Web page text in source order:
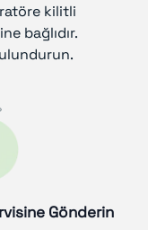
kilitli
bağlıdır.
Gönderin